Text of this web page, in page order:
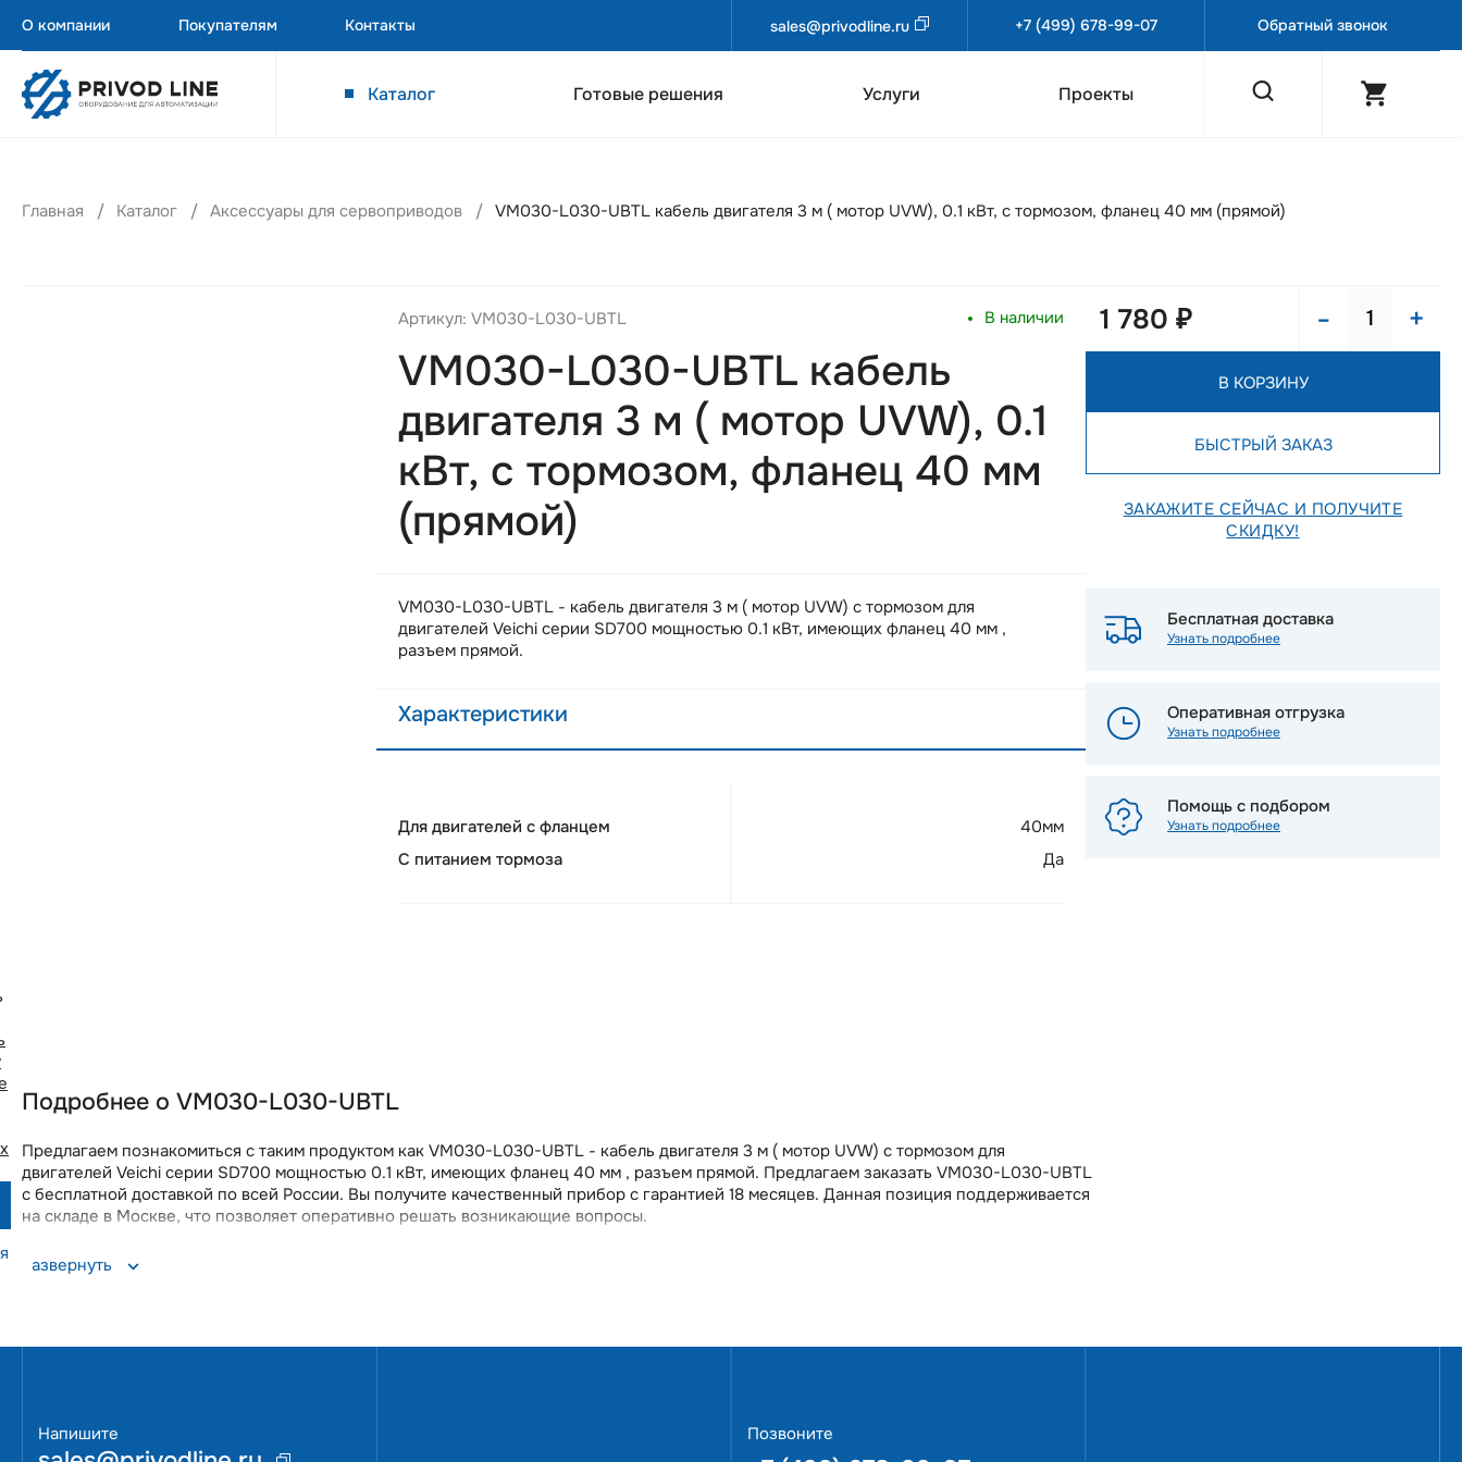
О компании Покупателям Контакты sales@privodline.ru +7 (499) 678-99-07 Обратный звонок
Каталог Готовые решения Услуги Проекты
Главная Каталог Аксессуары для сервоприводов VM030-L030-UBTL кабель двигателя 3 м ( мотор UVW), 0.1 кВт, с тормозом, фланец 40 мм (прямой)
Артикул: VM030-L030-UBTL В наличии
VM030-L030-UBTL кабель
двигателя 3 м ( мотор UVW), 0.1
кВт, с тормозом, фланец 40 мм
(прямой)
VM030-L030-UBTL - кабель двигателя 3 м ( мотор UVW) с тормозом для
двигателей Veichi серии SD700 мощностью 0.1 кВт, имеющих фланец 40 мм ,
разъем прямой.
Характеристики
Для двигателей с фланцем
40мм
С питанием тормоза
Да
1 780 ₽ - +
В КОРЗИНУ
БЫСТРЫЙ ЗАКАЗ
ЗАКАЖИТЕ СЕЙЧАС И ПОЛУЧИТЕ
СКИДКУ!
Бесплатная доставка
Узнать подробнее
Оперативная отгрузка
Узнать подробнее
Помощь с подбором
Узнать подробнее
Подробнее о VM030-L030-UBTL
Предлагаем познакомиться с таким продуктом как VM030-L030-UBTL - кабель двигателя 3 м ( мотор UVW) с тормозом для
двигателей Veichi серии SD700 мощностью 0.1 кВт, имеющих фланец 40 мм , разъем прямой. Предлагаем заказать VM030-L030-UBTL
с бесплатной доставкой по всей России. Вы получите качественный прибор с гарантией 18 месяцев. Данная позиция поддерживается
на складе в Москве, что позволяет оперативно решать возникающие вопросы.
Развернуть
Напишите Позвоните